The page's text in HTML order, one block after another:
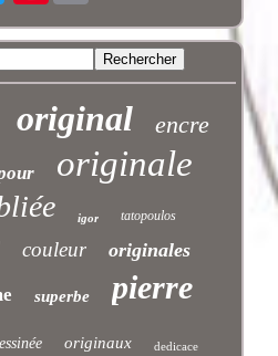
original encre
originale
igor tatopoulos
couleur originales
superbe pierre
originaux dedicace